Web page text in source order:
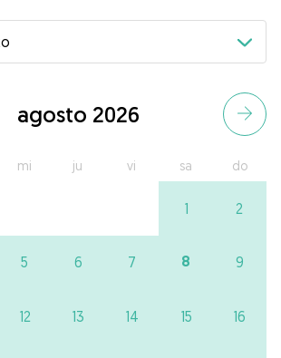
agosto 2026
mi ju vi sa do
1 2
5 6 7 8 9
12 13 14 15 16